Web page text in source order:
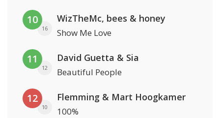
10
16
WizTheMc, bees & honey
Show Me Love
11
12
David Guetta & Sia
Beautiful People
12
10
Flemming & Mart Hoogkamer
100%